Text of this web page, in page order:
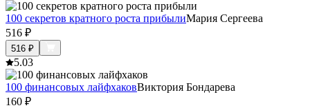
100 секретов кратного роста прибылиМария Сергеева
516 ₽
516 ₽
5.03
100 финансовых лайфхаковВиктория Бондарева
160 ₽